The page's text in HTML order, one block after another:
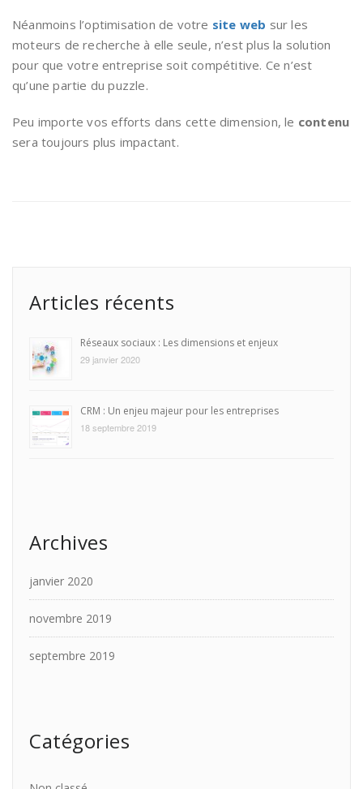
Néanmoins l’optimisation de votre site web sur les
moteurs de recherche à elle seule, n’est plus la solution
pour que votre entreprise soit compétitive. Ce n’est
qu’une partie du puzzle.
Peu importe vos efforts dans cette dimension, le contenu
sera toujours plus impactant.
Articles récents
Réseaux sociaux : Les dimensions et enjeux
29 janvier 2020
CRM : Un enjeu majeur pour les entreprises
18 septembre 2019
Archives
janvier 2020
novembre 2019
septembre 2019
Catégories